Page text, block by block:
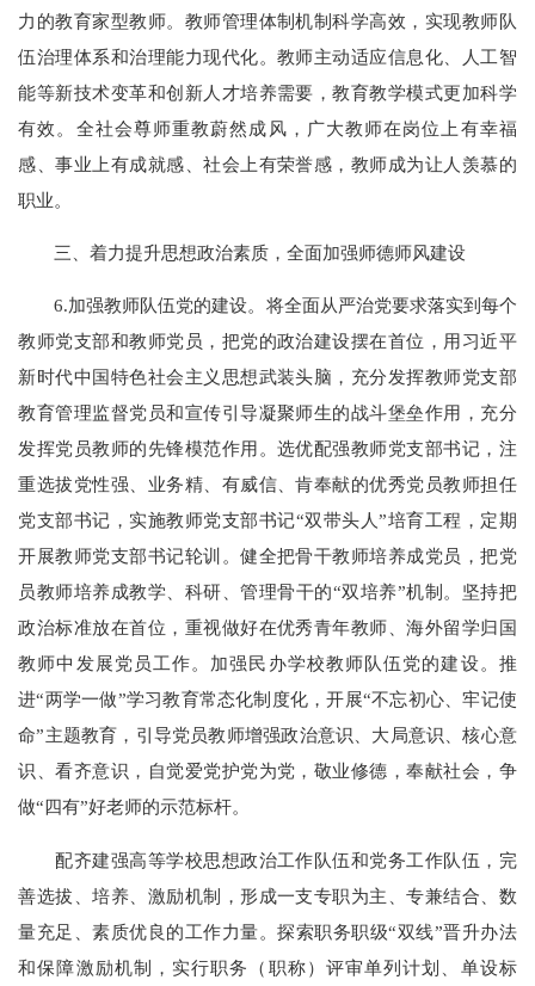
力的教育家型教师。教师管理体制机制科学高效，实现教师队
伍治理体系和治理能力现代化。教师主动适应信息化、人工智
能等新技术变革和创新人才培养需要，教育教学模式更加科学
有效。全社会尊师重教蔚然成风，广大教师在岗位上有幸福
感、事业上有成就感、社会上有荣誉感，教师成为让人羡慕的
职业。
三、着力提升思想政治素质，全面加强师德师风建设
6.加强教师队伍党的建设。将全面从严治党要求落实到每个
教师党支部和教师党员，把党的政治建设摆在首位，用习近平
新时代中国特色社会主义思想武装头脑，充分发挥教师党支部
教育管理监督党员和宣传引导凝聚师生的战斗堡垒作用，充分
发挥党员教师的先锋模范作用。选优配强教师党支部书记，注
重选拔党性强、业务精、有威信、肯奉献的优秀党员教师担任
党支部书记，实施教师党支部书记“双带头人”培育工程，定期
开展教师党支部书记轮训。健全把骨干教师培养成党员，把党
员教师培养成教学、科研、管理骨干的“双培养”机制。坚持把
政治标准放在首位，重视做好在优秀青年教师、海外留学归国
教师中发展党员工作。加强民办学校教师队伍党的建设。推
进“两学一做”学习教育常态化制度化，开展“不忘初心、牢记使
命”主题教育，引导党员教师增强政治意识、大局意识、核心意
识、看齐意识，自觉爱党护党为党，敬业修德，奉献社会，争
做“四有”好老师的示范标杆。
配齐建强高等学校思想政治工作队伍和党务工作队伍，完
善选拔、培养、激励机制，形成一支专职为主、专兼结合、数
量充足、素质优良的工作力量。探索职务职级“双线”晋升办法
和保障激励机制，实行职务（职称）评审单列计划、单设标